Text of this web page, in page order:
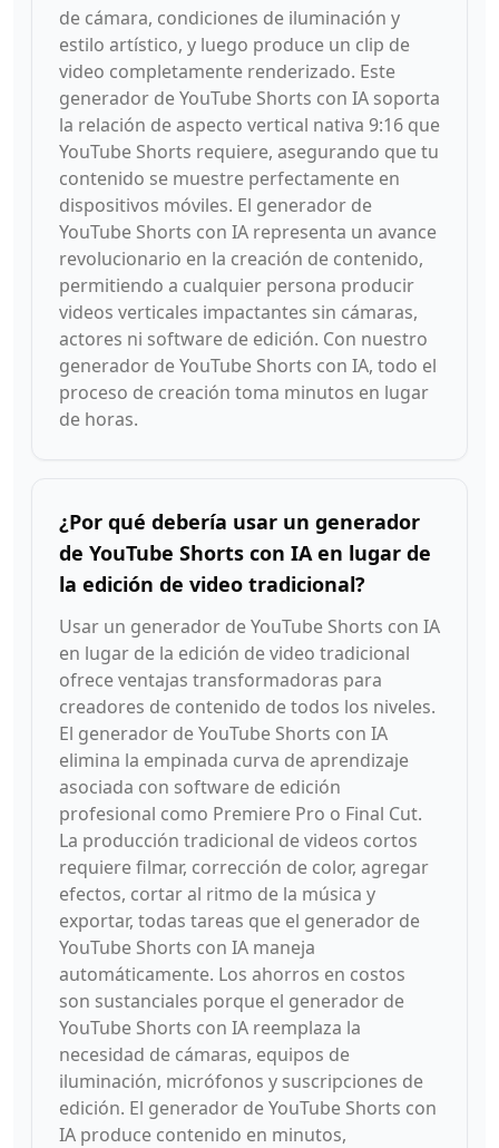
de cámara, condiciones de iluminación y
estilo artístico, y luego produce un clip de
video completamente renderizado. Este
generador de YouTube Shorts con IA soporta
la relación de aspecto vertical nativa 9:16 que
YouTube Shorts requiere, asegurando que tu
contenido se muestre perfectamente en
dispositivos móviles. El generador de
YouTube Shorts con IA representa un avance
revolucionario en la creación de contenido,
permitiendo a cualquier persona producir
videos verticales impactantes sin cámaras,
actores ni software de edición. Con nuestro
generador de YouTube Shorts con IA, todo el
proceso de creación toma minutos en lugar
de horas.
¿Por qué debería usar un generador
de YouTube Shorts con IA en lugar de
la edición de video tradicional?
Usar un generador de YouTube Shorts con IA
en lugar de la edición de video tradicional
ofrece ventajas transformadoras para
creadores de contenido de todos los niveles.
El generador de YouTube Shorts con IA
elimina la empinada curva de aprendizaje
asociada con software de edición
profesional como Premiere Pro o Final Cut.
La producción tradicional de videos cortos
requiere filmar, corrección de color, agregar
efectos, cortar al ritmo de la música y
exportar, todas tareas que el generador de
YouTube Shorts con IA maneja
automáticamente. Los ahorros en costos
son sustanciales porque el generador de
YouTube Shorts con IA reemplaza la
necesidad de cámaras, equipos de
iluminación, micrófonos y suscripciones de
edición. El generador de YouTube Shorts con
IA produce contenido en minutos,